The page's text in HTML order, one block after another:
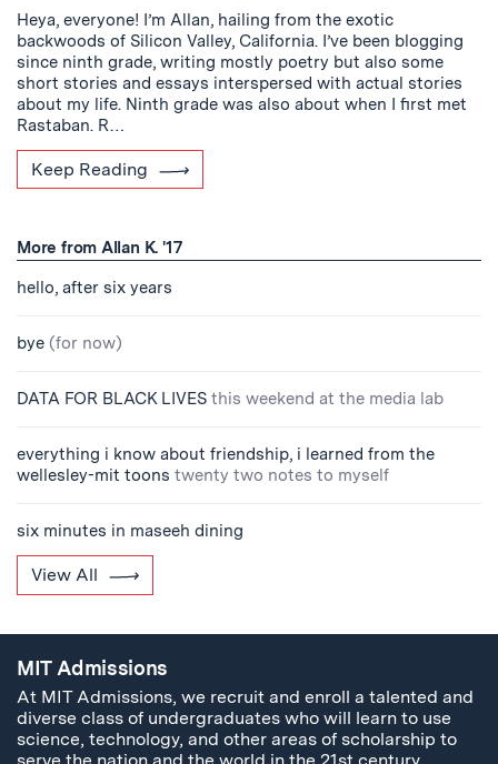
Heya, everyone! I’m Allan, hailing from the exotic
backwoods of Silicon Valley, California. I’ve been blogging
since ninth grade, writing mostly poetry but also some
short stories and essays interspersed with actual stories
about my life. Ninth grade was also about when I first met
Rastaban. R…
Keep Reading
More from Allan K. '17
hello, after six years
bye (for now)
DATA FOR BLACK LIVES this weekend at the media lab
everything i know about friendship, i learned from the
wellesley-mit toons twenty two notes to myself
six minutes in maseeh dining
View All
MIT Admissions
At MIT Admissions, we recruit and enroll a talented and
diverse class of undergraduates who will learn to use
science, technology, and other areas of scholarship to